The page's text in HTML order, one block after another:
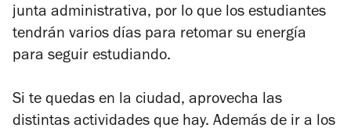
junta administrativa, por lo que los estudiantes
tendrán varios días para retomar su energía
para seguir estudiando.
Si te quedas en la ciudad, aprovecha las
distintas actividades que hay. Además de ir a los